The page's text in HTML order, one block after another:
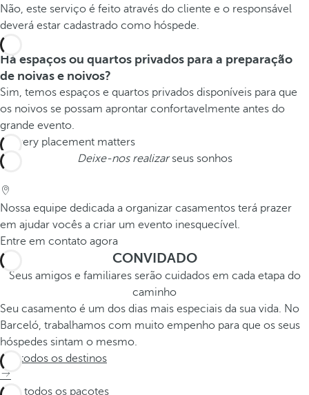
Não, este serviço é feito através do cliente e o responsável
deverá estar cadastrado como hóspede.
Há espaços ou quartos privados para a preparação
de noivas e noivos?
Sim, temos espaços e quartos privados disponíveis para que
os noivos se possam aprontar confortavelmente antes do
grande evento.
Deixe-nos realizarseus sonhos
Nossa equipe dedicada a organizar casamentos terá prazer
em ajudar vocês a criar um evento inesquecível.
Entre em contato agora
CONVIDADO
Seus amigos e familiares serão cuidados em cada etapa do
caminho
Seu casamento é um dos dias mais especiais da sua vida. No
Barceló, trabalhamos com muito empenho para que os seus
hóspedes sintam o mesmo.
Ver todos os destinos
Veja todos os pacotes